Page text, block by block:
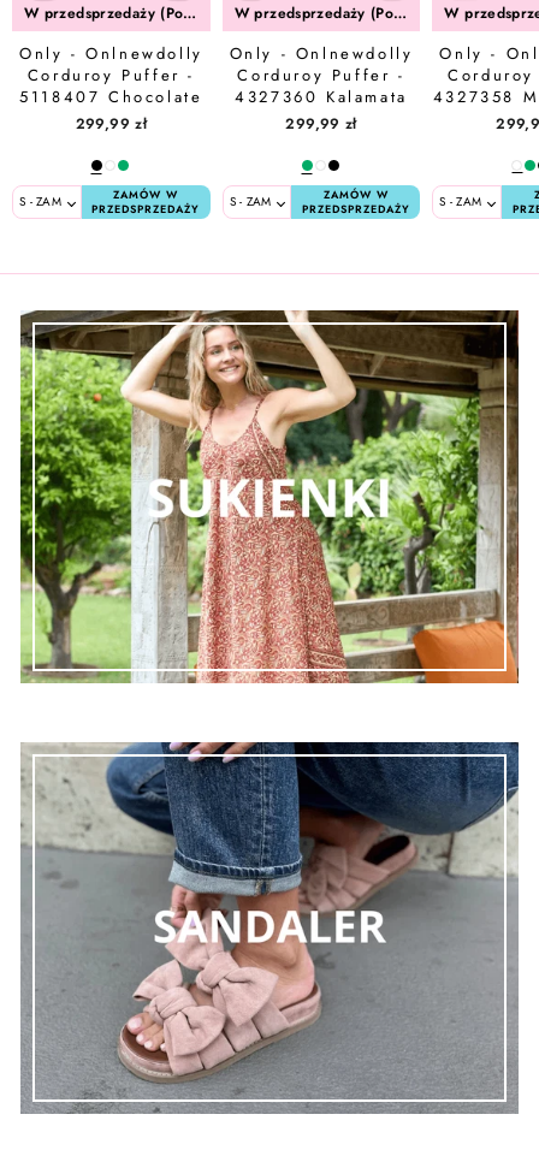
W przedsprzedaży (Połowa Sierpień)
Only - Onlnewdolly
Corduroy Puffer -
5118407 Chocolate
Torte Big Corduroy
299,99 zł
ZAMÓW W
PRZEDSPRZEDAŻY
W przedsprzedaży (Połowa Sierpień)
Only - Onlnewdolly
Corduroy Puffer -
4327360 Kalamata
Big Corduroy
299,99 zł
ZAMÓW W
PRZEDSPRZEDAŻY
Only -
4327358
Big